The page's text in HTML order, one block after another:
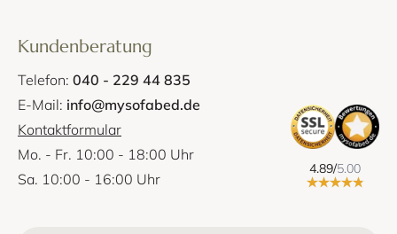
Kundenberatung
Telefon: 040 - 229 44 835
E-Mail: info@mysofabed.de
Kontaktformular
Mo. - Fr. 10:00 - 18:00 Uhr
Sa. 10:00 - 16:00 Uhr
4.89/5.00